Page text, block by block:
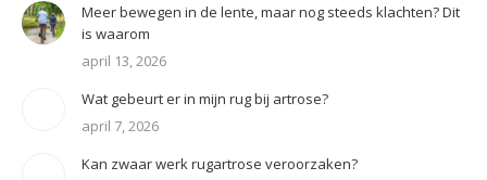
Meer bewegen in de lente, maar nog steeds klachten? Dit
is waarom
april 13, 2026
Wat gebeurt er in mijn rug bij artrose?
april 7, 2026
Kan zwaar werk rugartrose veroorzaken?